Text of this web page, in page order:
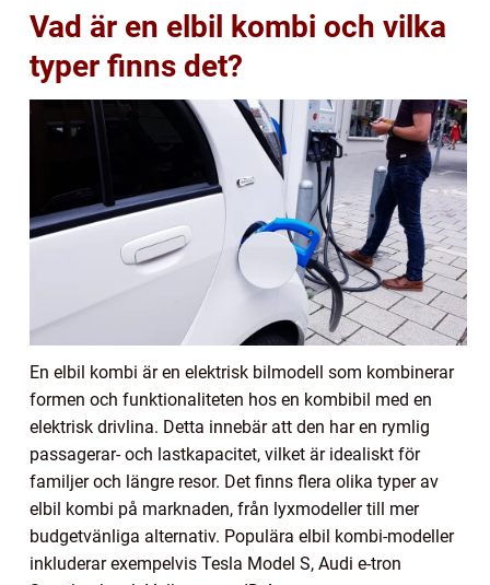
Vad är en elbil kombi och vilka
typer finns det?
En elbil kombi är en elektrisk bilmodell som kombinerar
formen och funktionaliteten hos en kombibil med en
elektrisk drivlina. Detta innebär att den har en rymlig
passagerar- och lastkapacitet, vilket är idealiskt för
familjer och längre resor. Det finns flera olika typer av
elbil kombi på marknaden, från lyxmodeller till mer
budgetvänliga alternativ. Populära elbil kombi-modeller
inkluderar exempelvis Tesla Model S, Audi e-tron